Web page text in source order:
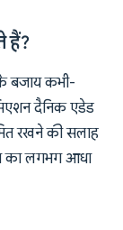
हैं?
बजाय कभी-
दैनिक एडेड
रखने की सलाह
का लगभग आधा